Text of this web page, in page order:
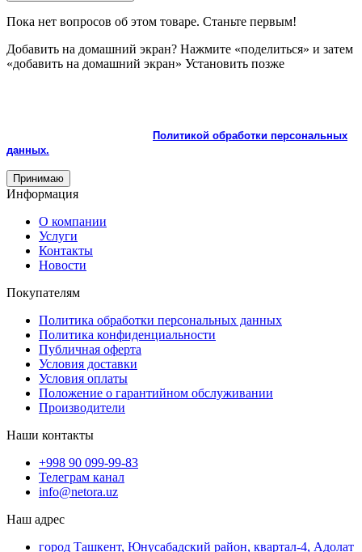
Пока нет вопросов об этом товаре. Станьте первым!
Добавить на домашний экран? Нажмите «поделиться» и затем
«добавить на домашний экран» Установить позже
Политикой обработки персональных
данных.
Принимаю
Информация
О компании
Услуги
Контакты
Новости
Покупателям
Политика обработки персональных данных
Политика конфиденциальности
Публичная оферта
Условия доставки
Условия оплаты
Положение о гарантийном обслуживании
Производители
Наши контакты
+998 90 099-99-83
Телеграм канал
info@netora.uz
Наш адрес
город Ташкент, Юнусабадский район, квартал-4, Адолат